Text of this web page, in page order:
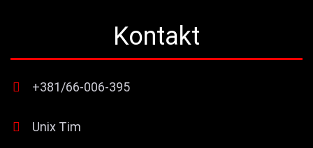
Kontakt
+381/66-006-395
Unix Tim